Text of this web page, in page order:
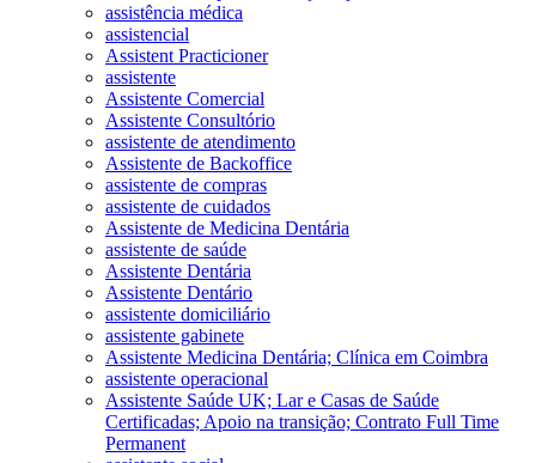
assistência médica
assistencial
Assistent Practicioner
assistente
Assistente Comercial
Assistente Consultório
assistente de atendimento
Assistente de Backoffice
assistente de compras
assistente de cuidados
Assistente de Medicina Dentária
assistente de saúde
Assistente Dentária
Assistente Dentário
assistente domiciliário
assistente gabinete
Assistente Medicina Dentária; Clínica em Coimbra
assistente operacional
Assistente Saúde UK; Lar e Casas de Saúde
Certificadas; Apoio na transição; Contrato Full Time
Permanent